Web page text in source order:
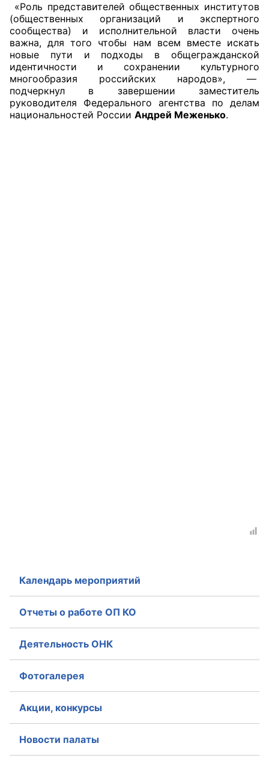
«Роль представителей общественных институтов
(общественных организаций и экспертного
сообщества) и исполнительной власти очень
важна, для того чтобы нам всем вместе искать
новые пути и подходы в общегражданской
идентичности и сохранении культурного
многообразия российских народов», —
подчеркнул в завершении заместитель
руководителя Федерального агентства по делам
национальностей России Андрей Меженько.
Календарь мероприятий
Отчеты о работе ОП КО
Деятельность ОНК
Фотогалерея
Акции, конкурсы
Новости палаты